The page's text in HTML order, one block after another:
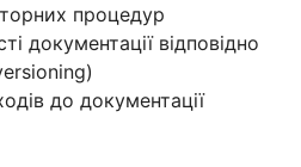
процедур
документації відповідно
до документації